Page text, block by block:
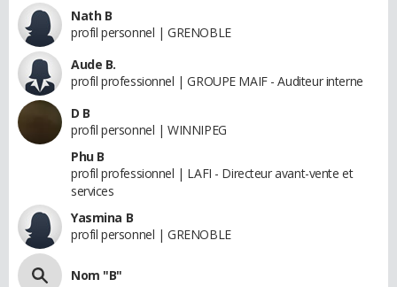
Nath B
profil personnel | GRENOBLE
Aude B.
profil professionnel | GROUPE MAIF - Auditeur interne
D B
profil personnel | WINNIPEG
Phu B
profil professionnel | LAFI - Directeur avant-vente et
services
Yasmina B
profil personnel | GRENOBLE
Nom "B"